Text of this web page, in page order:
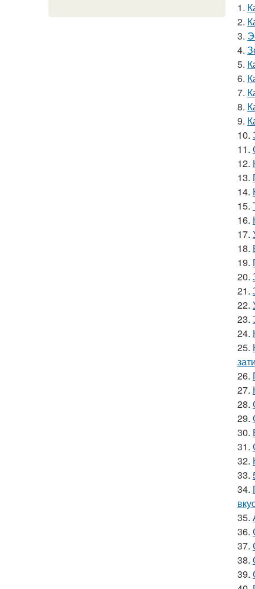
1.
2.
3.
4.
5.
6.
7.
8.
9.
10.
11.
12.
13.
14.
15.
16.
17.
18.
19.
20.
21.
22.
23.
24.
25.
26.
27.
28.
29.
30.
31.
32.
33.
34.
35.
36.
37.
38.
39.